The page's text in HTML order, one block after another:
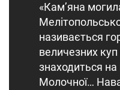
«Кам’яна
називається
величезних куп
знаходиться на
Молочної…